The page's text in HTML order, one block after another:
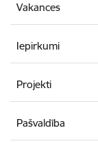
Vakances
Iepirkumi
Projekti
Pašvaldība